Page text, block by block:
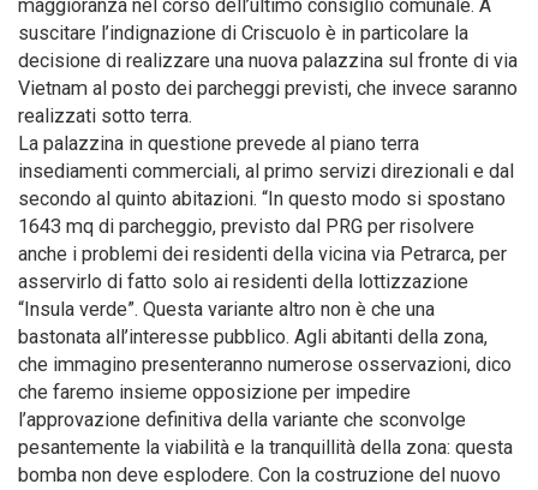
maggioranza nel corso dell’ultimo consiglio comunale. A
suscitare l’indignazione di Criscuolo è in particolare la
decisione di realizzare una nuova palazzina sul fronte di via
Vietnam al posto dei parcheggi previsti, che invece saranno
realizzati sotto terra.
La palazzina in questione prevede al piano terra
insediamenti commerciali, al primo servizi direzionali e dal
secondo al quinto abitazioni. “In questo modo si spostano
1643 mq di parcheggio, previsto dal PRG per risolvere
anche i problemi dei residenti della vicina via Petrarca, per
asservirlo di fatto solo ai residenti della lottizzazione
“Insula verde”. Questa variante altro non è che una
bastonata all’interesse pubblico. Agli abitanti della zona,
che immagino presenteranno numerose osservazioni, dico
che faremo insieme opposizione per impedire
l’approvazione definitiva della variante che sconvolge
pesantemente la viabilità e la tranquillità della zona: questa
bomba non deve esplodere. Con la costruzione del nuovo